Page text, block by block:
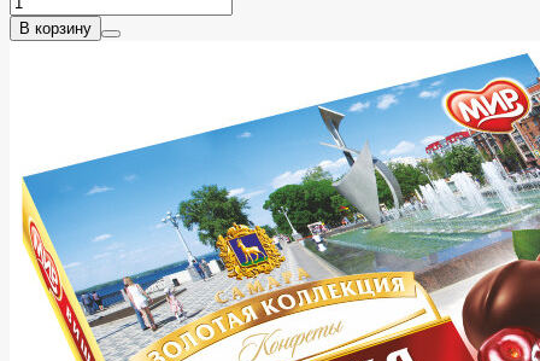
В корзину